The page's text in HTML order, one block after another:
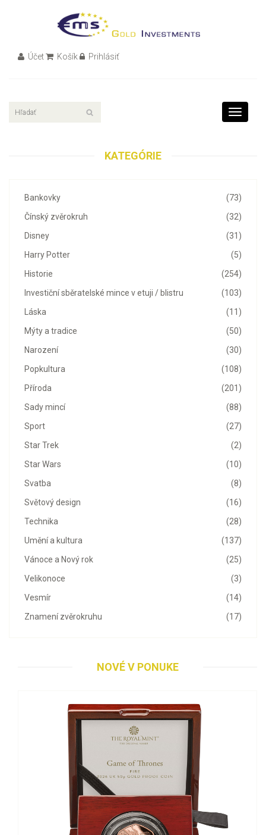
Účet Košík Prihlásiť
Toggle
KATEGÓRIE
(73)
Bankovky
(32)
Čínský zvěrokruh
(31)
Disney
(5)
Harry Potter
(254)
Historie
(103)
Investiční sběratelské mince v etuji / blistru
(11)
Láska
(50)
Mýty a tradice
(30)
Narození
(108)
Popkultura
(201)
Příroda
(88)
Sady mincí
(27)
Sport
(2)
Star Trek
(10)
Star Wars
(8)
Svatba
(16)
Světový design
(28)
Technika
(137)
Umění a kultura
(25)
Vánoce a Nový rok
(3)
Velikonoce
(14)
Vesmír
(17)
Znamení zvěrokruhu
NOVÉ V PONUKE